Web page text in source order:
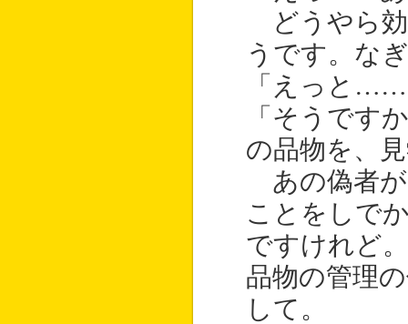
どうやら効
うです。な
「えっと
「そうです
の品物を、
あの偽者が
ことをしで
ですけれど
品物の管理
して。